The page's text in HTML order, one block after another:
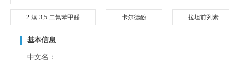
2-溴-3,5-二氟苯甲醛 卡尔德酚 拉坦前列素
基本信息
中文名：